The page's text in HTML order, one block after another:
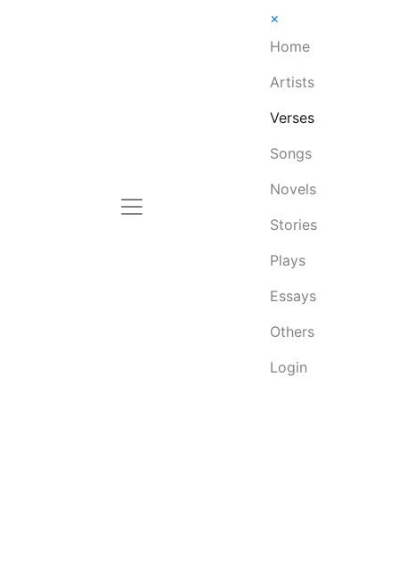
×
Home
Artists
Verses
Songs
Novels
Stories
Plays
Essays
Others
Login